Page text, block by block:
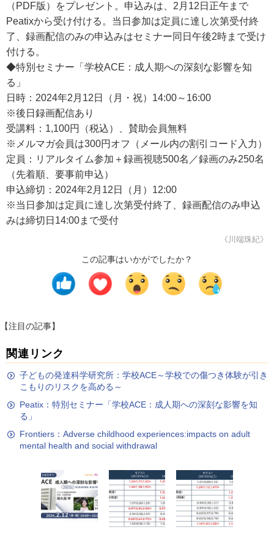
（PDF版）をプレゼント。申込みは、2月12日正午まで
Peatixから受け付ける。当日参加は定員に達し次第受付終
了、録画配信のみの申込みはセミナー同日午後2時まで受け
付ける。
◆特別セミナー「学校ACE：成人期への深刻な影響を知
る」
日時：2024年2月12日（月・祝）14:00～16:00
※後日録画配信あり
受講料：1,100円（税込）、賛助会員無料
※メルマガ会員は300円オフ（メール内の割引コード入力）
定員：リアルタイム参加＋録画視聴500名／録画のみ250名
（先着順、要事前申込）
申込締切：2024年2月12日（月）12:00
※当日参加は定員に達し次第受付終了、録画配信のみ申込
みは締切日14:00まで受付
《川端珠紀》
この記事はいかがでしたか？
【注目の記事】
関連リンク
子どもの発達科学研究所：学校ACE～学校での傷つき体験が引き
こもりのリスクを高める～
Peatix：特別セミナー「学校ACE：成人期への深刻な影響を知
る」
Frontiers：Adverse childhood experiences:impacts on adult
mental health and social withdrawal